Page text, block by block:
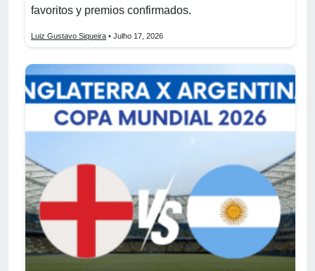
favoritos y premios confirmados.
Luiz Gustavo Siqueira • Julho 17, 2026